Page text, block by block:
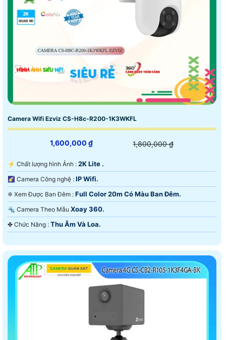
Camera Wifi Ezviz CS-H8c-R200-1K3WKFL
1,600,000 ₫ 1,800,000 ₫
️⚡ Chất lượng hình Ảnh : 2K Lite .
🌠 Camera Công nghệ : IP Wifi.
❈ Xem Được Ban Đêm : Full Color 20m Có Màu Ban Ðêm.
🔩 Camera Theo Mẫu Xoay 360.
️✤ Chức Năng : Thu Âm Và Loa.